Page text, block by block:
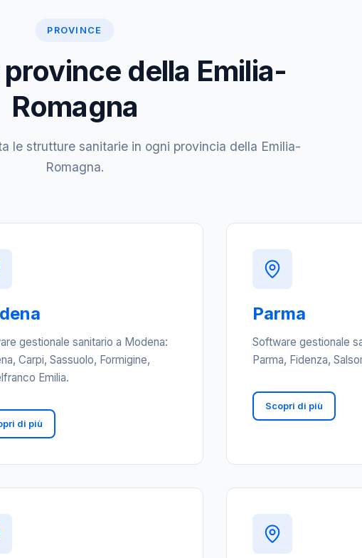
PROVINCE
province della Emilia-
Romagna
le strutture sanitarie in ogni provincia della Emilia-
Romagna.
gestionale sanitario a Modena:
Carpi, Sassuolo, Formigine,
Emilia.
di più
Parma
Software gestionale
Parma, Fidenza,
Scopri di più